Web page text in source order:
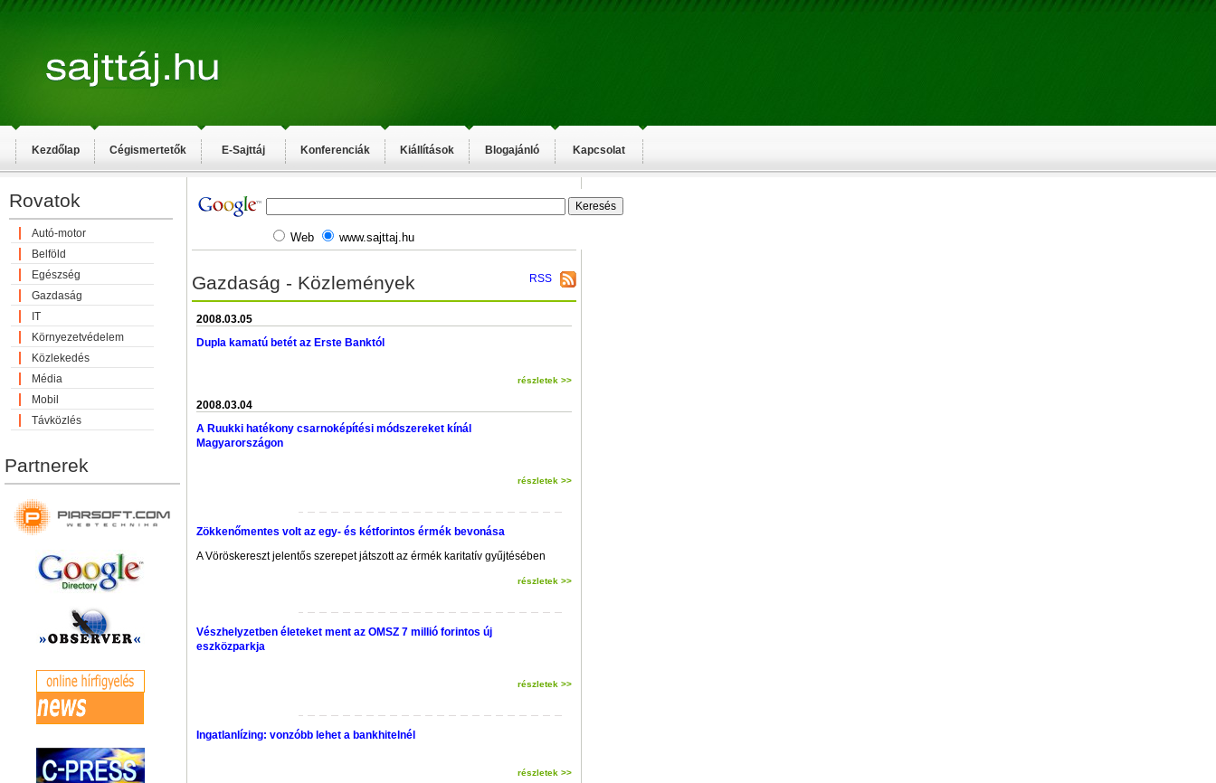
Kezdőlap Cégismertetők E-Sajttáj Konferenciák Kiállítások Blogajánló Kapcsolat
Rovatok
Autó-motor
Belföld
Egészség
Gazdaság
IT
Környezetvédelem
Közlekedés
Média
Mobil
Távközlés
Partnerek
Web www.sajttaj.hu
RSS
Gazdaság - Közlemények
2008.03.05
Dupla kamatú betét az Erste Banktól
részletek >>
2008.03.04
A Ruukki hatékony csarnoképítési módszereket kínál
Magyarországon
részletek >>
Zökkenőmentes volt az egy- és kétforintos érmék bevonása
A Vöröskereszt jelentős szerepet játszott az érmék karitatív gyűjtésében
részletek >>
Vészhelyzetben életeket ment az OMSZ 7 millió forintos új
eszközparkja
részletek >>
Ingatlanlízing: vonzóbb lehet a bankhitelnél
részletek >>